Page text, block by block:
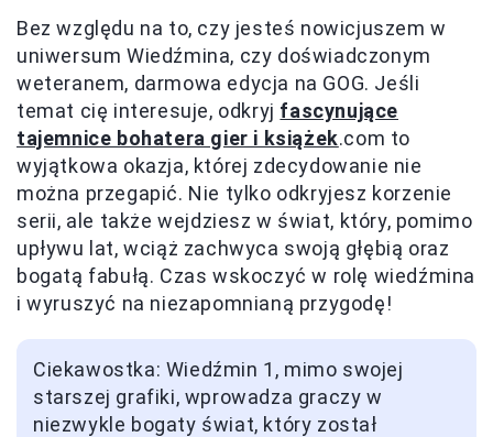
Bez względu na to, czy jesteś nowicjuszem w
uniwersum Wiedźmina, czy doświadczonym
weteranem, darmowa edycja na GOG. Jeśli
temat cię interesuje, odkryj fascynujące
tajemnice bohatera gier i książek.com to
wyjątkowa okazja, której zdecydowanie nie
można przegapić. Nie tylko odkryjesz korzenie
serii, ale także wejdziesz w świat, który, pomimo
upływu lat, wciąż zachwyca swoją głębią oraz
bogatą fabułą. Czas wskoczyć w rolę wiedźmina
i wyruszyć na niezapomnianą przygodę!
Ciekawostka: Wiedźmin 1, mimo swojej
starszej grafiki, wprowadza graczy w
niezwykle bogaty świat, który został